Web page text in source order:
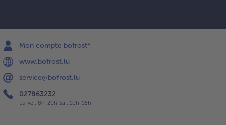
Mon compte bofrost*
www.bofrost.lu
service@bofrost.lu
027863232
Lu-ve : 8h-20h Sa : 10h-16h